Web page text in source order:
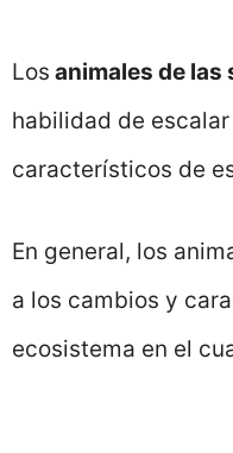
Los animales de
habilidad de
característicos de
En general, los
a los cambios y
ecosistema en el